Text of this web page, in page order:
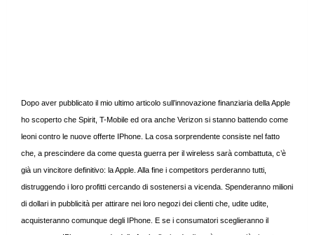
Dopo aver pubblicato il mio ultimo articolo sull’innovazione finanziaria della Apple
ho scoperto che Spirit, T-Mobile ed ora anche Verizon si stanno battendo come
leoni contro le nuove offerte IPhone. La cosa sorprendente consiste nel fatto
che, a prescindere da come questa guerra per il wireless sarà combattuta, c’è
già un vincitore definitivo: la Apple. Alla fine i competitors perderanno tutti,
distruggendo i loro profitti cercando di sostenersi a vicenda. Spenderanno milioni
di dollari in pubblicità per attirare nei loro negozi dei clienti che, udite udite,
acquisteranno comunque degli IPhone. E se i consumatori sceglieranno il